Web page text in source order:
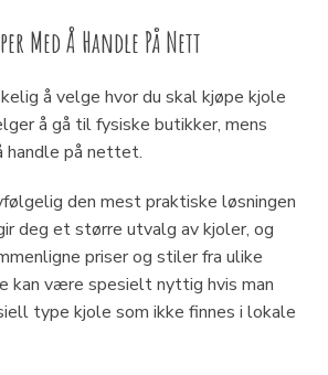
Med Å Handle På Nett
å velge hvor du skal kjøpe kjole
å gå til fysiske butikker, mens
handle på nettet.
den mest praktiske løsningen
deg et større utvalg av kjoler, og
priser og stiler fra ulike
kan være spesielt nyttig hvis man
type kjole som ikke finnes i lokale